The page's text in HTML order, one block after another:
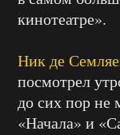
кинотеатре».
Ник де
посмотрел
до сих пор не
«Начала» и